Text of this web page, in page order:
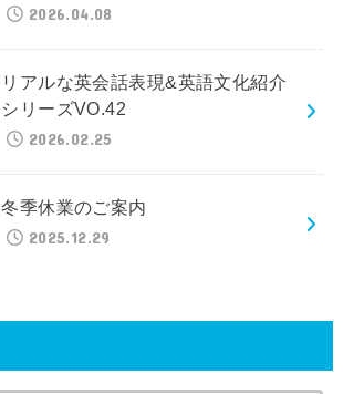
2026.04.08
リアルな英会話表現&英語文化紹介
シリーズVO.42
2026.02.25
冬季休業のご案内
2025.12.29